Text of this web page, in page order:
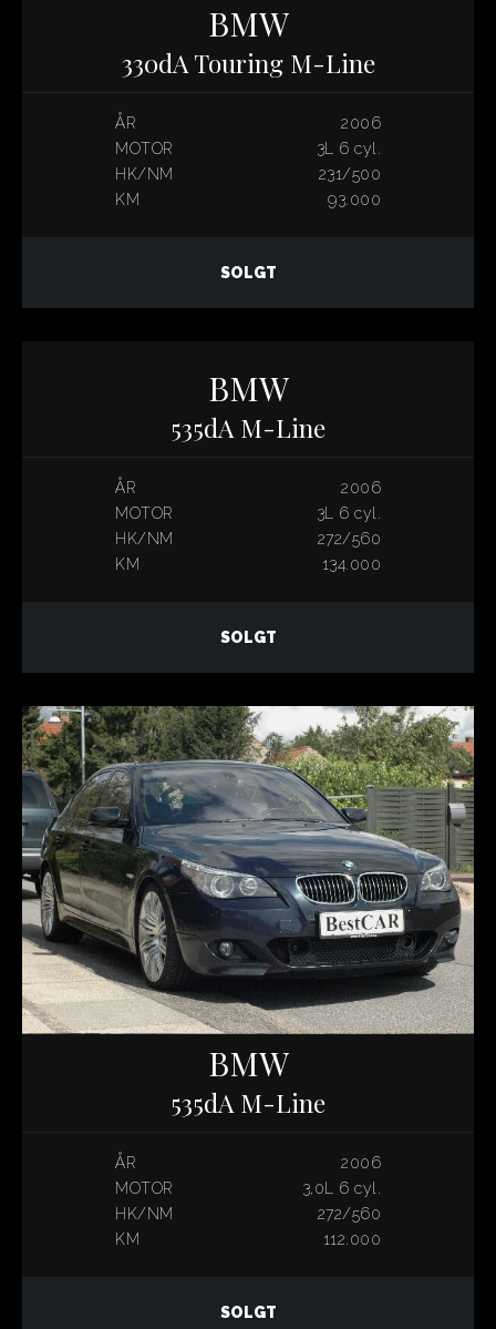
BMW
330dA Touring M-Line
ÅR
2006
MOTOR
3L 6 cyl.
HK/NM
231/500
KM
93.000
SOLGT
BMW
535dA M-Line
ÅR
2006
MOTOR
3L 6 cyl.
HK/NM
272/560
KM
134.000
SOLGT
BMW
535dA M-Line
ÅR
2006
MOTOR
3,0L 6 cyl.
HK/NM
272/560
KM
112.000
SOLGT